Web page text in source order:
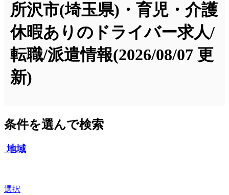
所沢市(埼玉県)・育児・介護
休暇ありのドライバー求人/
転職/派遣情報(2026/08/07 更
新)
条件を選んで検索
地域
選択